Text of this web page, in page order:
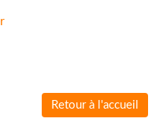
Retour à l'accueil